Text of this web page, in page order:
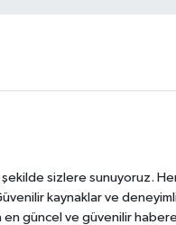
sizlere sunuyoruz.
kaynaklar ve
güncel ve güvenilir habere